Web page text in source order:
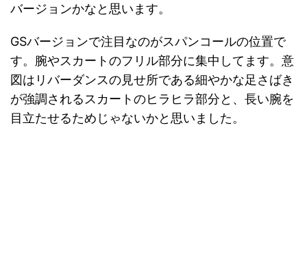
バージョンかなと思います。
GSバージョンで注目なのがスパンコールの位置で
す。腕やスカートのフリル部分に集中してます。意
図はリバーダンスの見せ所である細やかな足さばき
が強調されるスカートのヒラヒラ部分と、長い腕を
目立たせるためじゃないかと思いました。